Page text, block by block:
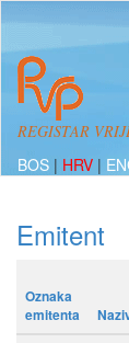
REGISTAR
BOS | HRV |
Emitent
Oznaka
emitenta